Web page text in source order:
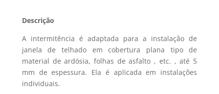
Descrição
A intermitência é adaptada para a instalação de
janela de telhado em cobertura plana tipo de
material de ardósia, folhas de asfalto , etc. , até 5
mm de espessura. Ela é aplicada em instalações
individuais.